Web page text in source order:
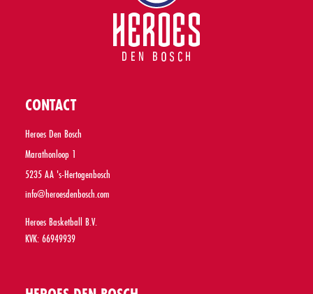
CONTACT
Heroes Den Bosch
Marathonloop 1
5235 AA 's-Hertogenbosch
info@heroesdenbosch.com
Heroes Basketball B.V.
KVK: 66949939